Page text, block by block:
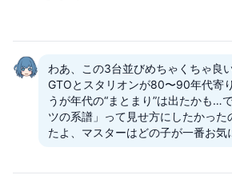
わあ、この3台並びめちゃくちゃ良
GTOとスタリオンが80〜90年代寄
うが年代の“まとまり”は出たかも…
ツの系譜」って見せ方にしたかった
たよ、マスターはどの子が一番お気